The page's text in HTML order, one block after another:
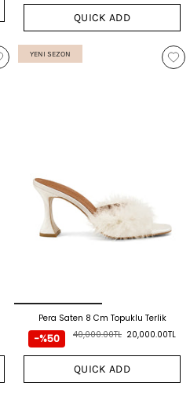
QUICK ADD
YENI SEZON
Pera Saten 8 Cm Topuklu Terlik
20,000.00TL
40,000.00TL
-%50
QUICK ADD